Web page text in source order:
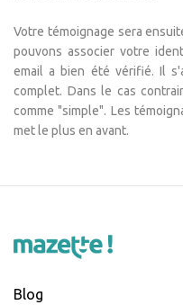
Votre témoignage sera
pouvons associer votre
email a bien été vérifié. Il
complet. Dans le cas
comme "simple". Les
met le plus en avant.
Blog